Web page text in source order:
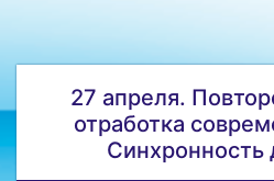
27 апреля.
отработка